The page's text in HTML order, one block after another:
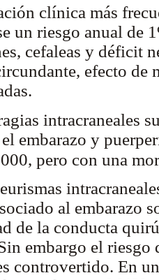
clínica más
un riesgo anual de
cefaleas y déficit
efecto de
intracraneales
embarazo y
pero con una
al embarazo
de la conducta
embargo el
controvertido. En